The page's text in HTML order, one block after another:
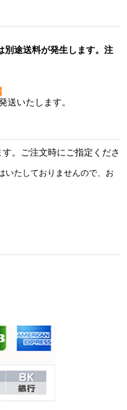
途送料が発生します。注
送いたします。
。ご注文時にご指定くださ
いたしておりませんので、お